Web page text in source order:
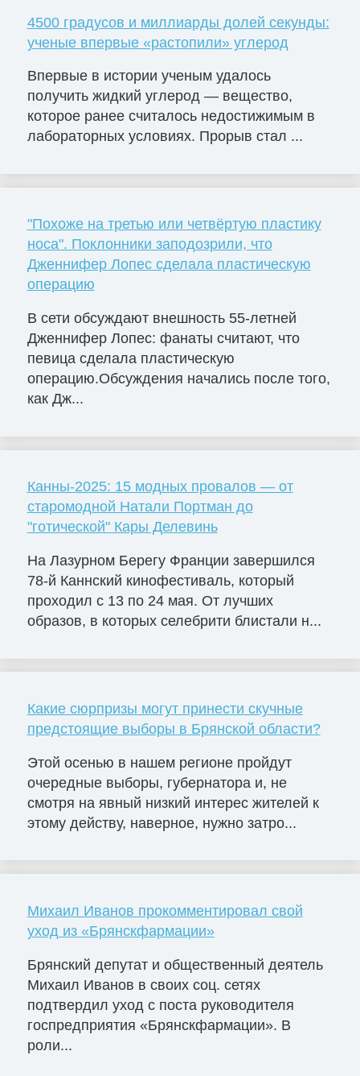
4500 градусов и миллиарды долей секунды:
ученые впервые «растопили» углерод
Впервые в истории ученым удалось
получить жидкий углерод — вещество,
которое ранее считалось недостижимым в
лабораторных условиях. Прорыв стал ...
"Похоже на третью или четвёртую пластику
носа". Поклонники заподозрили, что
Дженнифер Лопес сделала пластическую
операцию
В сети обсуждают внешность 55-летней
Дженнифер Лопес: фанаты считают, что
певица сделала пластическую
операцию.Обсуждения начались после того,
как Дж...
Канны-2025: 15 модных провалов — от
старомодной Натали Портман до
"готической" Кары Делевинь
На Лазурном Берегу Франции завершился
78-й Каннский кинофестиваль, который
проходил с 13 по 24 мая. От лучших
образов, в которых селебрити блистали н...
Какие сюрпризы могут принести скучные
предстоящие выборы в Брянской области?
Этой осенью в нашем регионе пройдут
очередные выборы, губернатора и, не
смотря на явный низкий интерес жителей к
этому действу, наверное, нужно затро...
Михаил Иванов прокомментировал свой
уход из «Брянскфармации»
Брянский депутат и общественный деятель
Михаил Иванов в своих соц. сетях
подтвердил уход с поста руководителя
госпредприятия «Брянскфармации». В
роли...